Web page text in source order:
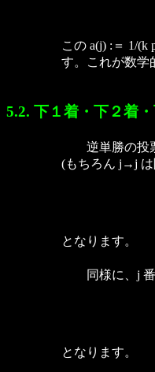
この a(j) :＝ 1/
す。これが数学
5.2. 下１着・下２着
逆単勝の投票
(もちろん j→j は
となります。
同様に、j 番
となります。